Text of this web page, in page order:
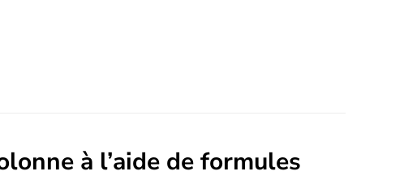
à l’aide de formules